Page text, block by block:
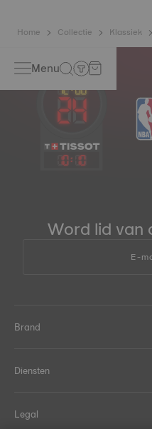
Home Collectie Klassiek
Menu
10: 10
Word lid van
E-
Brand
Diensten
Legal